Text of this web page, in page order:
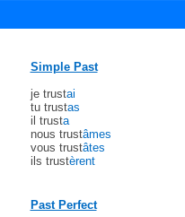
Simple Past
je trustai
tu trustas
il trusta
nous trustâmes
vous trustâtes
ils trustèrent
Past Perfect